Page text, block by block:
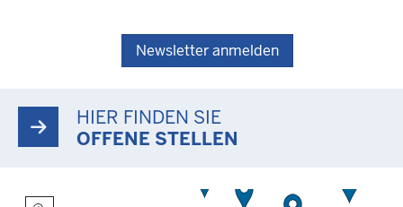
Newsletter anmelden
HIER FINDEN SIE
OFFENE STELLEN